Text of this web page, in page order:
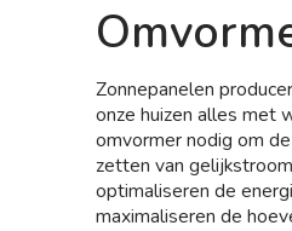
module fabrikant die
Rheinland heeft
Zonnepanelen
onze huizen alles met
omvormer nodig om
zetten van
optimaliseren de
maximaliseren de